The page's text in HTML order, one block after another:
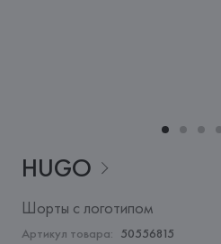
HUGO
Шорты с логотипом
Артикул товара: 50556815